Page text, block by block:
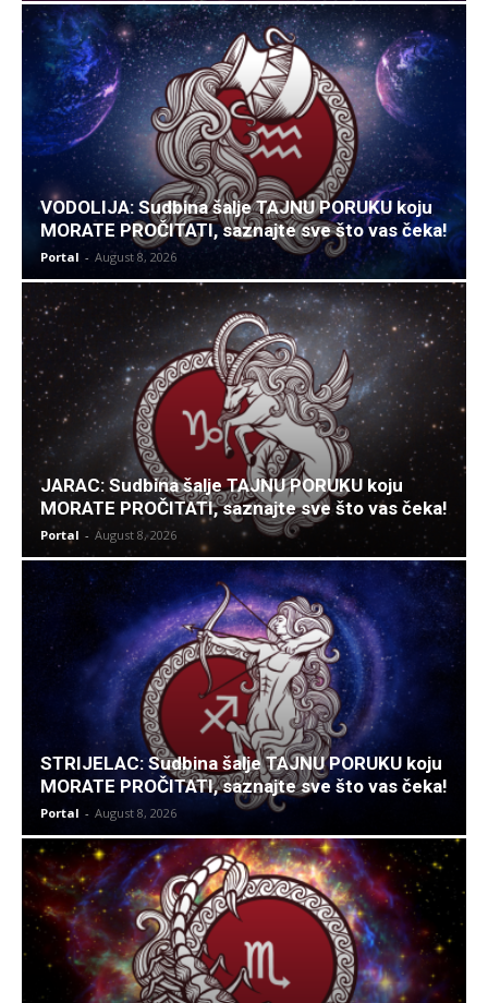
VODOLIJA: Sudbina šalje TAJNU PORUKU koju
MORATE PROČITATI, saznajte sve što vas čeka!
Portal - August 8, 2026
JARAC: Sudbina šalje TAJNU PORUKU koju
MORATE PROČITATI, saznajte sve što vas čeka!
Portal - August 8, 2026
STRIJELAC: Sudbina šalje TAJNU PORUKU koju
MORATE PROČITATI, saznajte sve što vas čeka!
Portal - August 8, 2026